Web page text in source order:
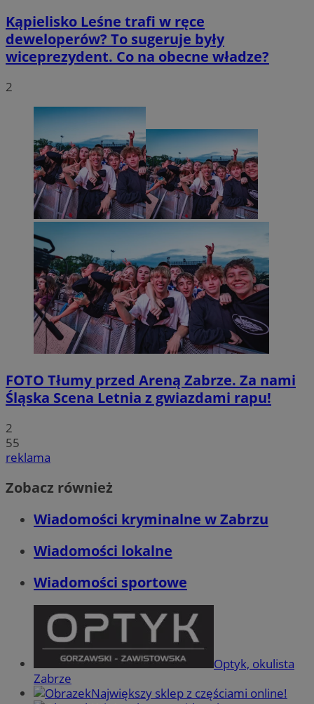
Kąpielisko Leśne trafi w ręce
deweloperów? To sugeruje były
wiceprezydent. Co na obecne władze?
2
FOTO Tłumy przed Areną Zabrze. Za nami
Śląska Scena Letnia z gwiazdami rapu!
2
55
reklama
Zobacz również
Wiadomości kryminalne w Zabrzu
Wiadomości lokalne
Wiadomości sportowe
Optyk, okulista
Zabrze
Największy sklep z częściami online!